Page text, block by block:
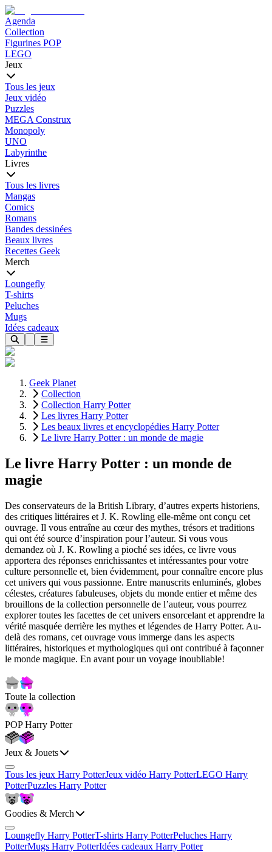
Agenda
Collection
Figurines POP
LEGO
Jeux
Tous les jeux
Jeux vidéo
Puzzles
MEGA Construx
Monopoly
UNO
Labyrinthe
Livres
Tous les livres
Mangas
Comics
Romans
Bandes dessinées
Beaux livres
Recettes Geek
Merch
Loungefly
T-shirts
Peluches
Mugs
Idées cadeaux
Geek Planet
Collection
Collection Harry Potter
Les livres Harry Potter
Les beaux livres et encyclopédies Harry Potter
Le livre Harry Potter : un monde de magie
Le livre Harry Potter : un monde de
magie
Des conservateurs de la British Library, d’autres experts historiens,
des critiques littéraires et J. K. Rowling elle-même ont conçu cet
ouvrage. Il vous entraîne au cœur des mythes, trésors et traditions
qui ont été source d’inspiration pour l’auteur. Si vous vous
demandez où J. K. Rowling a pioché ses idées, ce livre vous
apportera des réponses enrichissantes et intéressantes pour votre
culture personnelle et, bien évidemment, pour connaître encore plus
cet univers qui vous passionne. Entre manuscrits enluminés, globes
célestes, créatures fabuleuses, objets du monde entier et même des
brouillons de la collection personnelle de l’auteur, vous pourrez
explorer toutes les facettes de cet univers ensorcelant et apprendre la
vérité masquée derrière les mythes et légendes de Harry Potter. Au-
delà des romans, cet ouvrage vous immerge dans les aspects
littéraires, historiques et mythologiques qui ont contribué à façonner
le monde magique. En avant pour un voyage inoubliable!
Toute la collection
POP Harry Potter
Jeux & Jouets
Tous les jeux Harry PotterJeux vidéo Harry PotterLEGO Harry
PotterPuzzles Harry Potter
Goodies & Merch
Loungefly Harry PotterT-shirts Harry PotterPeluches Harry
PotterMugs Harry PotterIdées cadeaux Harry Potter